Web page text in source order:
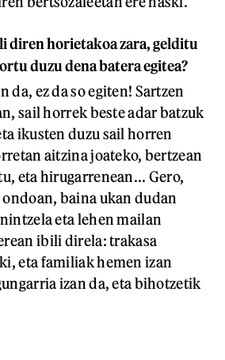
diren horietakoa zara, gelditu
duzu dena batera egitea?
da, ez da so egiten! Sartzen
sail horrek beste adar batzuk
ikusten duzu sail horren
aitzina joateko, bertzean
eta hirugarrenean... Gero,
baina ukan dudan
eta lehen mailan
ibili direla: trakasa
eta familiak hemen izan
izan da, eta bihotzetik